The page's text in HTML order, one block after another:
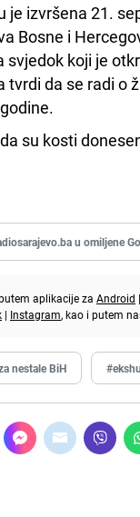
je izvršena 21.
Bosne i
svjedok koji je
tvrdi da se radi o
su kosti
u omiljene
aplikacije za Android |
| Instagram, kao i putem
nestale BiH